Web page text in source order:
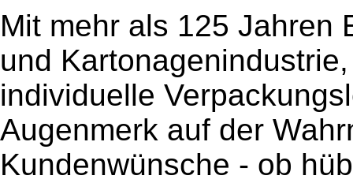
Mit mehr als 125 Jahren
und
individuelle
Augenmerk auf der
Kundenwünsche - ob